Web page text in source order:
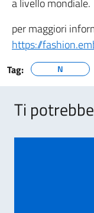
a livello mondiale.
per maggiori
https://
Tag: N
Ti